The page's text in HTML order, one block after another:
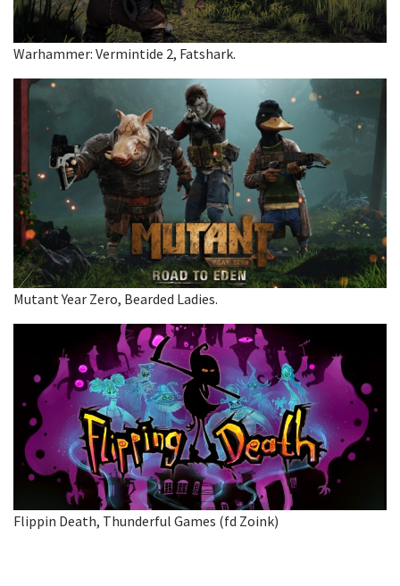
Warhammer: Vermintide 2, Fatshark.
Mutant Year Zero, Bearded Ladies.
Flippin Death, Thunderful Games (fd Zoink)